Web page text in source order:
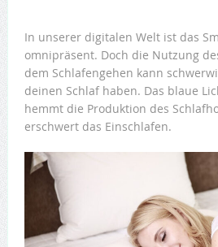
In unserer digitalen Welt ist das
omnipräsent. Doch die Nutzung
dem Schlafengehen kann
deinen Schlaf haben. Das blaue
hemmt die Produktion des
erschwert das Einschlafen.